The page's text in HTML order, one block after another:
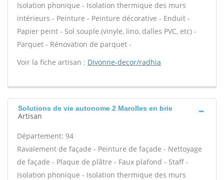
Isolation phonique - Isolation thermique des murs
intérieurs - Peinture - Peinture décorative - Enduit -
Papier peint - Sol souple (vinyle, lino, dalles PVC, etc) -
Parquet - Rénovation de parquet -
Voir la fiche artisan : Divonne-decor/radhia
Solutions de vie autonome 2 Marolles en brie
Artisan
Département: 94
Ravalement de façade - Peinture de façade - Nettoyage
de façade - Plaque de plâtre - Faux plafond - Staff -
Isolation phonique - Isolation thermique des murs